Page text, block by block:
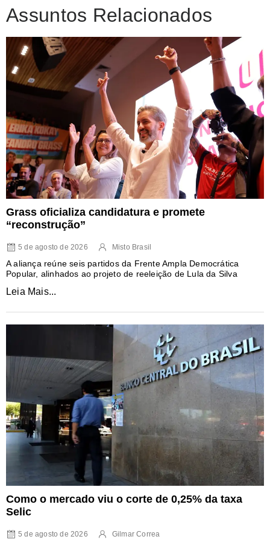
Assuntos Relacionados
Grass oficializa candidatura e promete
“reconstrução”
5 de agosto de 2026 Misto Brasil
A aliança reúne seis partidos da Frente Ampla Democrática
Popular, alinhados ao projeto de reeleição de Lula da Silva
Leia Mais...
Como o mercado viu o corte de 0,25% da taxa
Selic
5 de agosto de 2026 Gilmar Correa